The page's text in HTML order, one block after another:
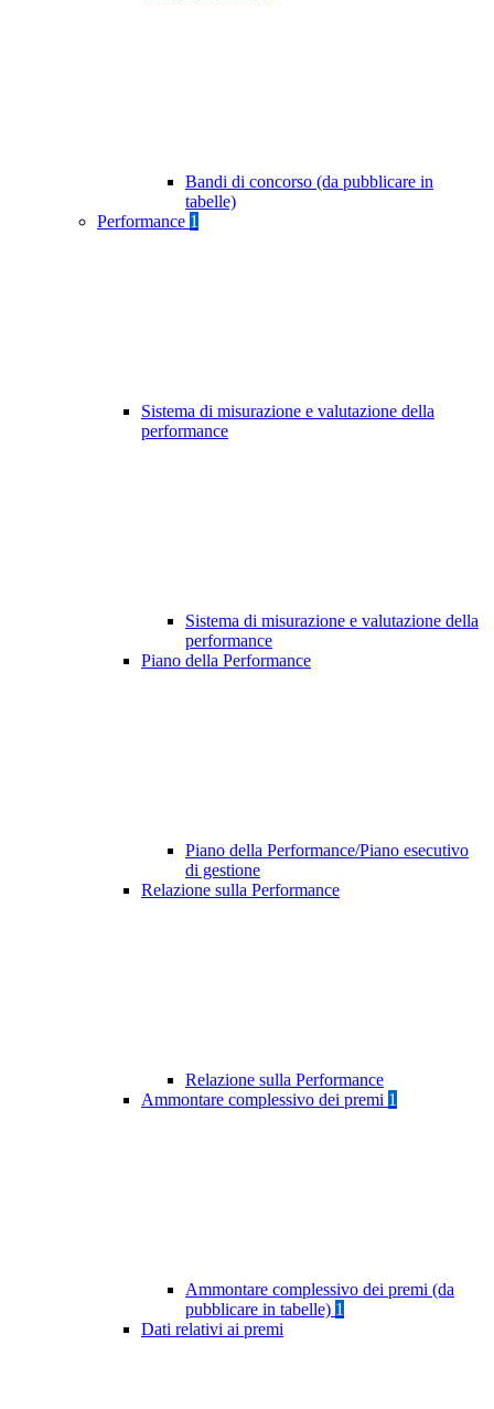
Bandi di concorso (da pubblicare in
tabelle)
Performance 1
Sistema di misurazione e valutazione della
performance
Sistema di misurazione e valutazione della
performance
Piano della Performance
Piano della Performance/Piano esecutivo
di gestione
Relazione sulla Performance
Relazione sulla Performance
Ammontare complessivo dei premi 1
Ammontare complessivo dei premi (da
pubblicare in tabelle) 1
Dati relativi ai premi